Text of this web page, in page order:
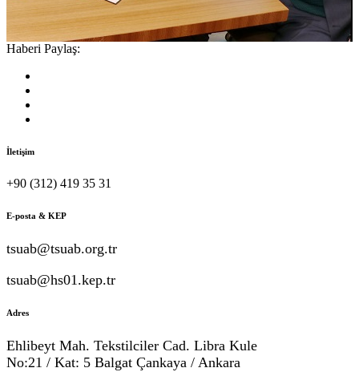
Haberi Paylaş:
İletişim
+90 (312) 419 35 31
E-posta & KEP
tsuab@tsuab.org.tr
tsuab@hs01.kep.tr
Adres
Ehlibeyt Mah. Tekstilciler Cad. Libra Kule
No:21 / Kat: 5 Balgat Çankaya / Ankara